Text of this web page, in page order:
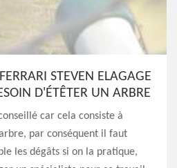
STEVEN ELAGAGE
D'ÉTÊTER UN ARBRE
car cela consiste à
par conséquent il faut
les dégâts si on la pratique,